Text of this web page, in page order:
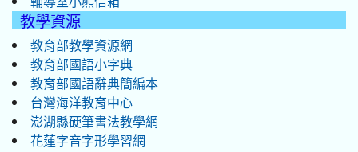
教學資源
教育部教學資源網
教育部國語小字典
教育部國語辭典簡編本
台灣海洋教育中心
澎湖縣硬筆書法教學網
花蓮字音字形學習網